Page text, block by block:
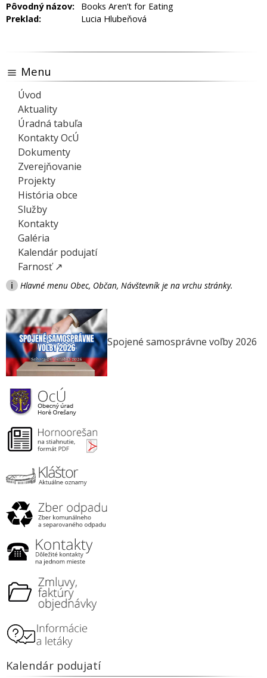
Pôvodný názov:
Books Aren’t for Eating
Preklad:
Lucia Hlubeňová
Menu
Úvod
Aktuality
Úradná tabuľa
Kontakty OcÚ
Dokumenty
Zverejňovanie
Projekty
História obce
Služby
Kontakty
Galéria
Kalendár podujatí
Farnosť ↗
i Hlavné menu Obec, Občan, Návštevník je na vrchu stránky.
Spojené samosprávne voľby 2026
Kalendár podujatí